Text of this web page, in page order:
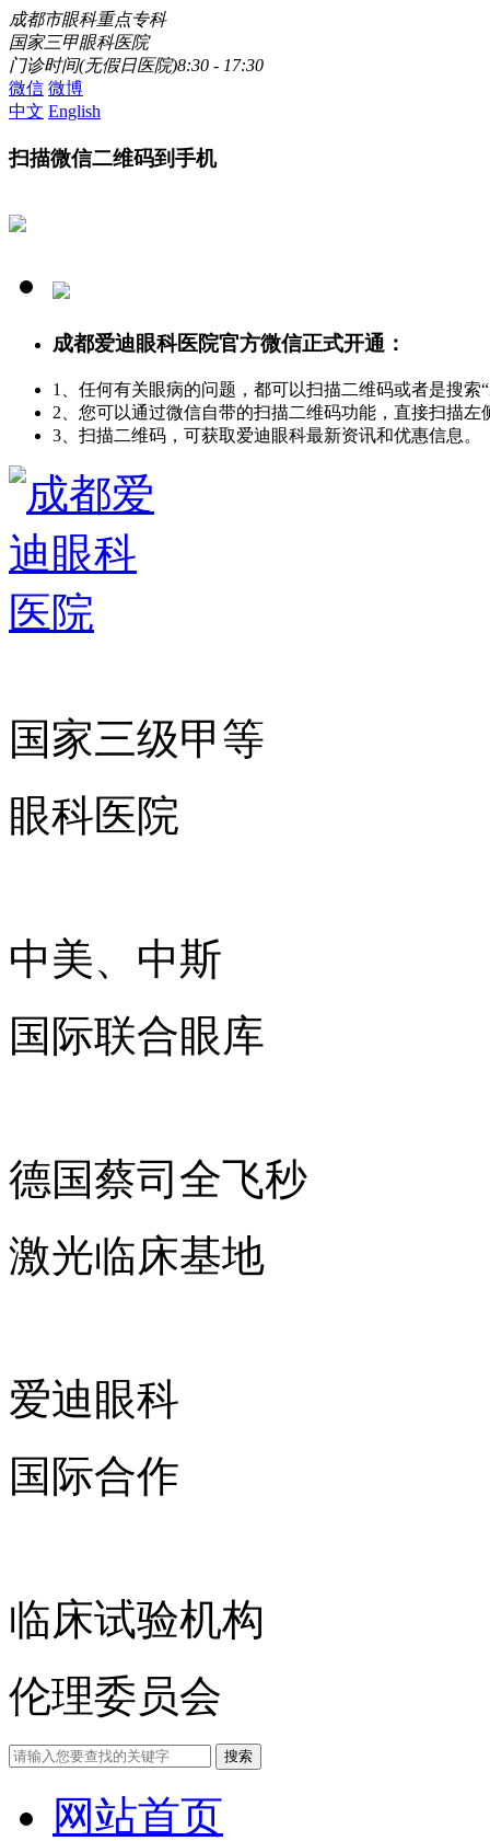
成都市眼科重点专科
国家三甲眼科医院
门诊时间(无假日医院)8:30 - 17:30
微信 微博
中文 English
扫描微信二维码到手机
成都爱迪眼科医院官方微信正式开通：
1、任何有关眼病的问题，都可以扫描二维码或者是搜索
2、您可以通过微信自带的扫描二维码功能，直接扫描左
3、扫描二维码，可获取爱迪眼科最新资讯和优惠信息。
国家三级甲等
眼科医院
中美、中斯
国际联合眼库
德国蔡司全飞秒
激光临床基地
爱迪眼科
国际合作
临床试验机构
伦理委员会
网站首页